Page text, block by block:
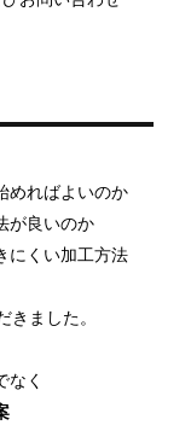
めればよいのか
が良いのか
にくい加工方法
ました。
なく